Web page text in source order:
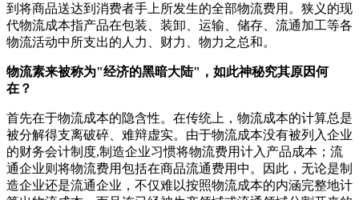
到将商品送达到消费者手上所发生的全部物流费用。狭义的现
代物流成本指产品在包装、装卸、运输、储存、流通加工等各
物流活动中所支出的人力、财力、物力之总和。
物流素来被称为"经济的黑暗大陆"，如此神秘究其原因何
在？
首先在于物流成本的隐含性。在传统上，物流成本的计算总是
被分解得支离破碎、难辩虚实。由于物流成本没有被列入企业
的财务会计制度,制造企业习惯将物流费用计入产品成本；流
通企业则将物流费用包括在商品流通费用中。因此，无论是制
造企业还是流通企业，不仅难以按照物流成本的内涵完整地计